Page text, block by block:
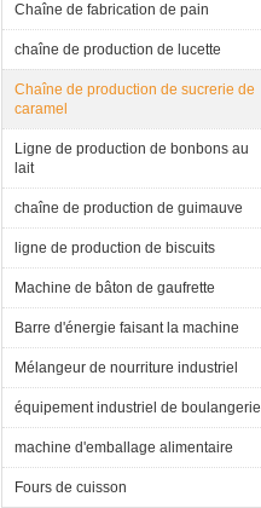
Chaîne de fabrication de pain
chaîne de production de lucette
Chaîne de production de sucrerie de
caramel
Ligne de production de bonbons au
lait
chaîne de production de guimauve
ligne de production de biscuits
Machine de bâton de gaufrette
Barre d'énergie faisant la machine
Mélangeur de nourriture industriel
équipement industriel de boulangerie
machine d'emballage alimentaire
Fours de cuisson